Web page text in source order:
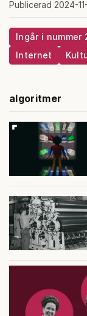
Publicerad 2024-
Ingår i nummer
Internet
algoritmer